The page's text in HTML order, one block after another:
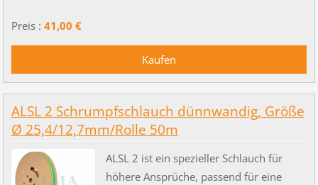
Preis : 41,00 €
ALSL 2 Schrumpfschlauch dünnwandig, Größe
Ø 25,4/12,7mm/Rolle 50m
ALSL 2 ist ein spezieller Schlauch für
höhere Ansprüche, passend für eine